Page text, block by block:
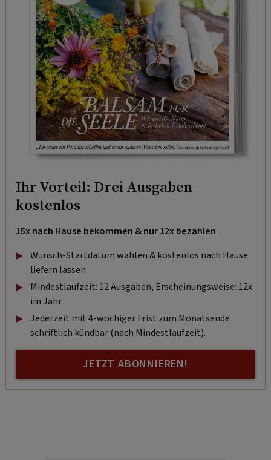
Ihr Vorteil: Drei Ausgaben
kostenlos
15x nach Hause bekommen & nur 12x bezahlen
Wunsch-Startdatum wählen & kostenlos nach Hause
liefern lassen
Mindestlaufzeit: 12 Ausgaben, Erscheinungsweise: 12x
im Jahr
Jederzeit mit 4-wöchiger Frist zum Monatsende
schriftlich kündbar (nach Mindestlaufzeit).
JETZT ABONNIEREN!